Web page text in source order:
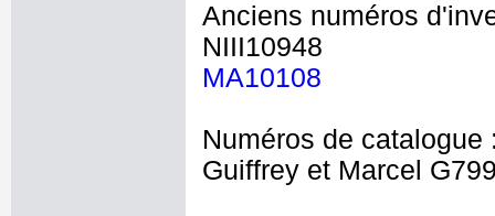
Anciens numéros
NIII10948
MA10108
Numéros de catalogue
Guiffrey et Marcel